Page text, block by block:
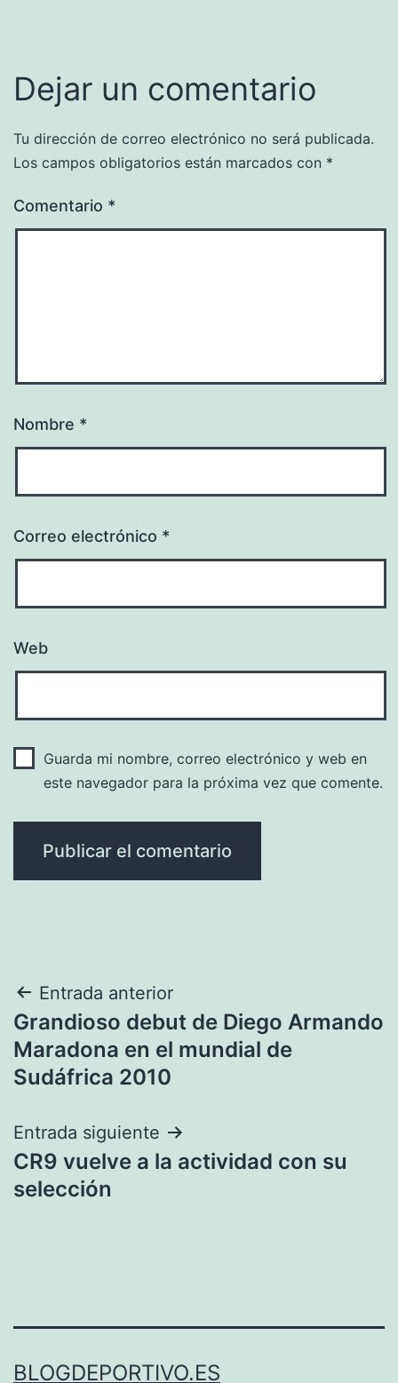
Dejar un comentario
Tu dirección de correo electrónico no será publicada.
Los campos obligatorios están marcados con *
Comentario *
Nombre *
Correo electrónico *
Web
Guarda mi nombre, correo electrónico y web en
este navegador para la próxima vez que comente.
Navegación
de
entradas
Entrada anterior
Grandioso debut de Diego Armando
Maradona en el mundial de
Sudáfrica 2010
Entrada siguiente
CR9 vuelve a la actividad con su
selección
BLOGDEPORTIVO.ES